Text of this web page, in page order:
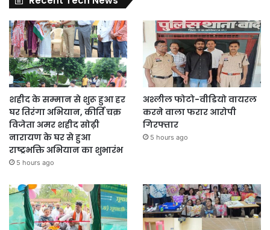
शहीद के सम्मान से शुरू हुआ हर
घर तिरंगा अभियान, कीर्ति चक्र
विजेता अमर शहीद सोढ़ी
नारायण के घर से हुआ
राष्ट्रभक्ति अभियान का शुभारंभ
5 hours ago
अश्लील फोटो-वीडियो वायरल
करने वाला फरार आरोपी
गिरफ्तार
5 hours ago